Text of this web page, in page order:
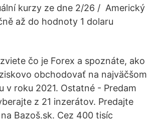
kurzy ze dne 2/26 / Americký
až do hodnoty 1 dolaru
čo je Forex a spoznáte, ako
obchodovať na najväčšom
v roku 2021. Ostatné - Predam
z 21 inzerátov. Predajte
Bazoš.sk. Cez 400 tisíc